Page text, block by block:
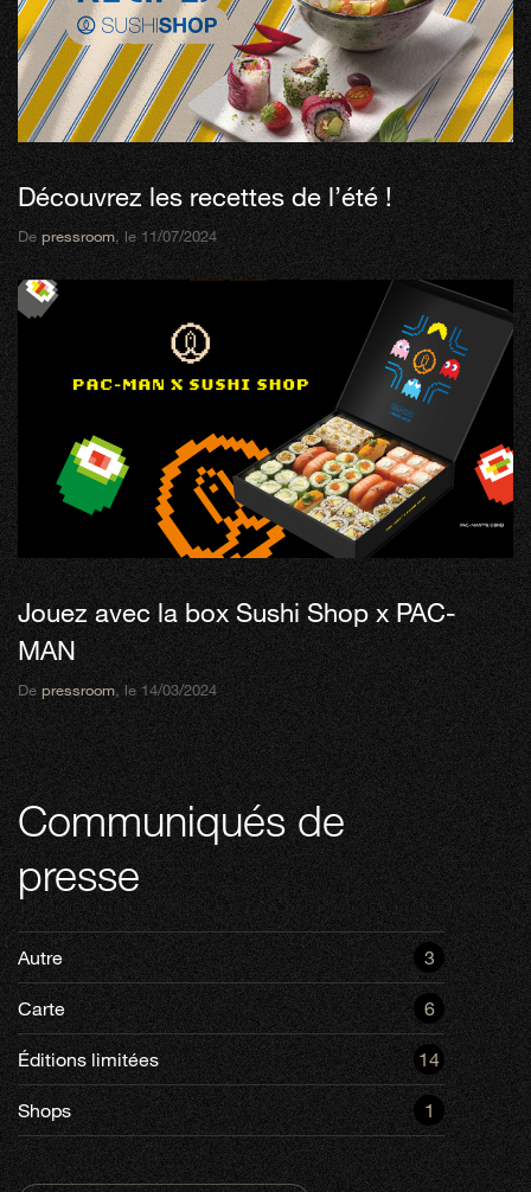
Découvrez les recettes de l’été !
Depressroom, le 11/07/2024
Jouez avec la box Sushi Shop x PAC-
MAN
De pressroom, le 14/03/2024
Communiqués de
presse
Autre 3
Carte 6
Éditions limitées 14
Shops 1